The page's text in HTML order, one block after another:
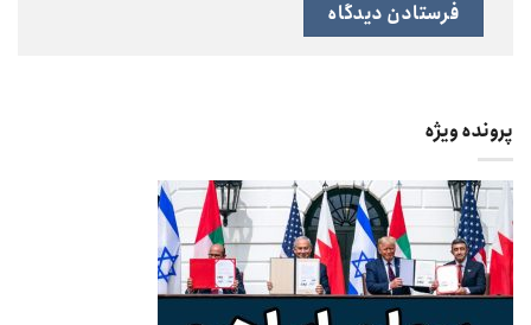
پرونده ویژه